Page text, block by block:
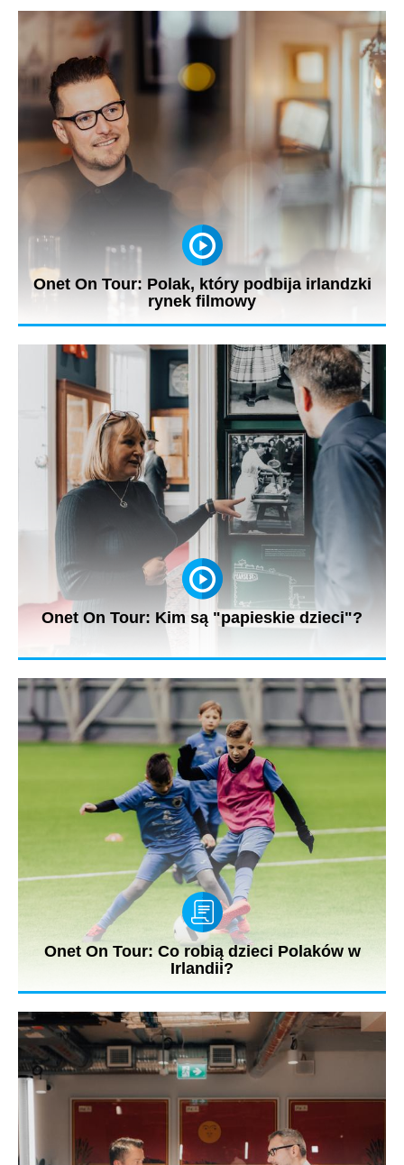
Ekipa Onet On Tour odwiedziła w Irlandii nie tylko Dublin.
Jarosław Kuźniar...
Onet On Tour: Polak, który podbija irlandzki
rynek filmowy
- Nie nudzi się ten krajobraz. To środowisko, zwłaszcza poza
miastem bardzo...
Onet On Tour: Kim są "papieskie dzieci"?
- Eksponaty dostaliśmy w darze od osób prywatnych. Wszystko
tutaj to...
Onet On Tour: Co robią dzieci Polaków w
Irlandii?
Jarosław Kuźniar spotkał się w Dublinie z Markiem Łaską, który
prowadzi...